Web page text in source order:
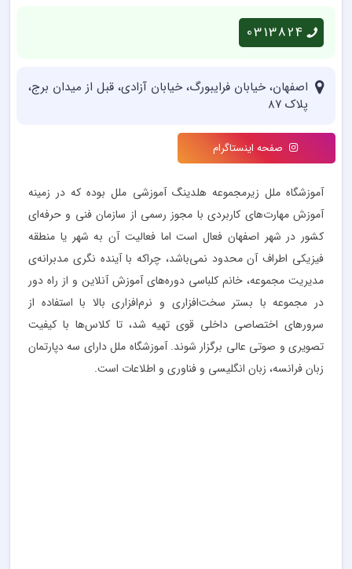
0313824
اصفهان، خیابان فرایبورگ، خیابان آزادی، قبل از میدان برج،
پلاک ۸۷
صفحه اینستاگرام
آموزشگاه ملل زیرمجموعه هلدینگ آموزشی ملل بوده که در زمینه
آموزش مهارت‌های کاربردی با مجوز رسمی از سازمان فنی و حرفه‌ای
کشور در شهر اصفهان فعال است اما فعالیت آن به شهر یا منطقه
فیزیکی اطراف آن محدود نمی‌باشد، چراکه با آینده نگری مدبرانه‌ی
مدیریت مجموعه، خانم کلباسی دوره‌های آموزش آنلاین و از راه دور
در مجموعه با بستر سخت‌افزاری و نرم‌افزاری بالا با استفاده از
سرورهای اختصاصی داخلی قوی تهیه شد، تا کلاس‌ها با کیفیت
تصویری و صوتی عالی برگزار شوند. آموزشگاه ملل دارای سه دپارتمان
زبان فرانسه، زبان انگلیسی و فناوری‌ و اطلاعات است.